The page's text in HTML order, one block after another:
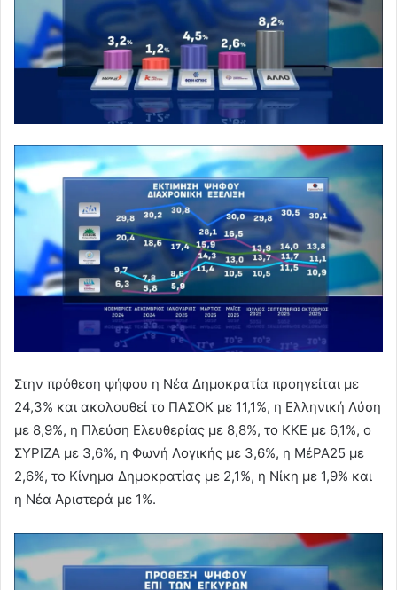
Στην πρόθεση ψήφου η Νέα Δημοκρατία προηγείται με
24,3% και ακολουθεί το ΠΑΣΟΚ με 11,1%, η Ελληνική Λύση
με 8,9%, η Πλεύση Ελευθερίας με 8,8%, το ΚΚΕ με 6,1%, ο
ΣΥΡΙΖΑ με 3,6%, η Φωνή Λογικής με 3,6%, η ΜέΡΑ25 με
2,6%, το Κίνημα Δημοκρατίας με 2,1%, η Νίκη με 1,9% και
η Νέα Αριστερά με 1%.